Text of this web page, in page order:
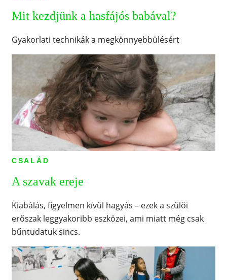
Mit kezdjünk a hasfájós babával?
Gyakorlati technikák a megkönnyebbülésért
CSALÁD
A szavak ereje
Kiabálás, figyelmen kívül hagyás – ezek a szülői
erőszak leggyakoribb eszközei, ami miatt még csak
bűntudatuk sincs.